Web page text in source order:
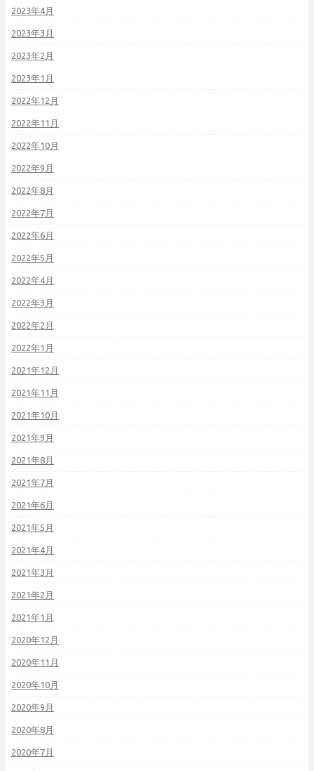
2023年4月
2023年3月
2023年2月
2023年1月
2022年12月
2022年11月
2022年10月
2022年9月
2022年8月
2022年7月
2022年6月
2022年5月
2022年4月
2022年3月
2022年2月
2022年1月
2021年12月
2021年11月
2021年10月
2021年9月
2021年8月
2021年7月
2021年6月
2021年5月
2021年4月
2021年3月
2021年2月
2021年1月
2020年12月
2020年11月
2020年10月
2020年9月
2020年8月
2020年7月